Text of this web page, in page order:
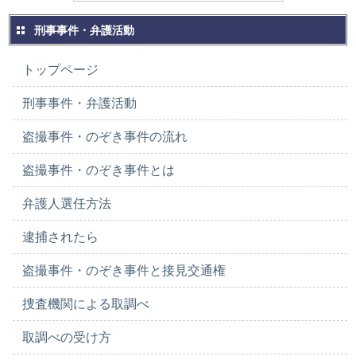
刑事事件・弁護活動
トップページ
刑事事件・弁護活動
盗撮事件・のぞき事件の流れ
盗撮事件・のぞき事件とは
弁護人選任方法
逮捕されたら
盗撮事件・のぞき事件と接見交通権
捜査機関による取調べ
取調べの受け方